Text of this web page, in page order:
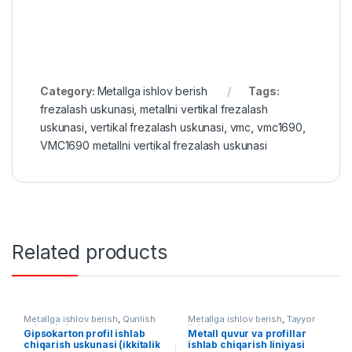
Category: Metallga ishlov berish
Tags:
frezalash uskunasi,metallni vertikal frezalash
uskunasi, vertikal frezalash uskunasi, vmc, vmc1690,
VMC1690 metallni vertikal frezalash uskunasi
Related products
Metallga ishlov berish, Qurilish
uskunalari
Gipsokarton profil ishlab
chiqarish uskunasi (ikkitalik
Metallga ishlov berish, Tayyor
liniyalar
Metall quvur va profillar
ishlab chiqarish liniyasi